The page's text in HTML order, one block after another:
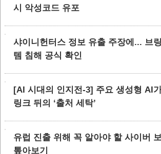
시 악성코드 유포
샤이니헌터스 정보 유출 주장에... 브
템 침해 공식 확인
[AI 시대의 인지전-3] 주요 생성형 AI
링크 뒤의 ‘출처 세탁’
유럽 진출 위해 꼭 알아야 할 사이버 보
톺아보기